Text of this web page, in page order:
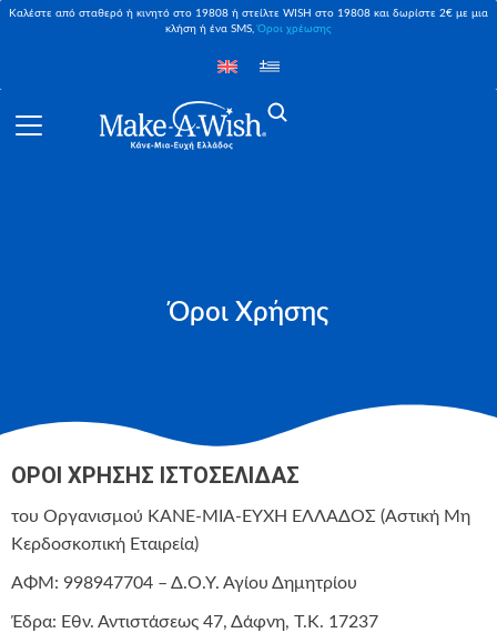
Καλέστε από σταθερό ή κινητό στο 19808 ή στείλτε WISH στο 19808 και δωρίστε 2€ με μια
κλήση ή ένα SMS,Όροι χρέωσης
Όροι Χρήσης
ΟΡΟΙ ΧΡΗΣΗΣ ΙΣΤΟΣΕΛΙΔΑΣ
του Οργανισμού ΚΑΝΕ-ΜΙΑ-ΕΥΧΗ ΕΛΛΑΔΟΣ (Αστική Μη
Κερδοσκοπική Εταιρεία)
ΑΦΜ: 998947704 – Δ.Ο.Υ. Αγίου Δημητρίου
Έδρα: Εθν. Αντιστάσεως 47, Δάφνη, Τ.Κ. 17237